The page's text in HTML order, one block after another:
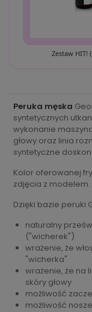
Zestaw HIT!
Peruka męska
syntetycznych
wykonanie
głowy oraz linia
syntetyczne
Kolor oferowanej
zdjęcia z modelem.
Dzięki bazie peruki
naturalny
("wicherek")
wrażenie, że
"wicherka"
wrażenie, że na
skóry głowy
możliwość
możliwość